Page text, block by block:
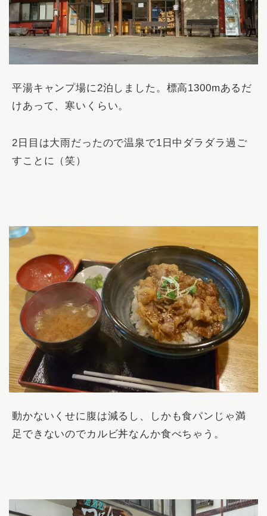
平湯キャンプ場に2泊しました。標高1300mあるだ
けあって、寒いくらい。
2日目は大雨だったので温泉で1日中ダラダラ過ご
すことに（笑）
動かないくせに腹は減るし、しかも食パンじゃ満
足できないのでカルビ丼なんか食べちゃう。